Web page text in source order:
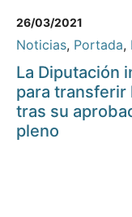
26/03/2021
Noticias, Portada,
La Diputación
para transferir
tras su
pleno